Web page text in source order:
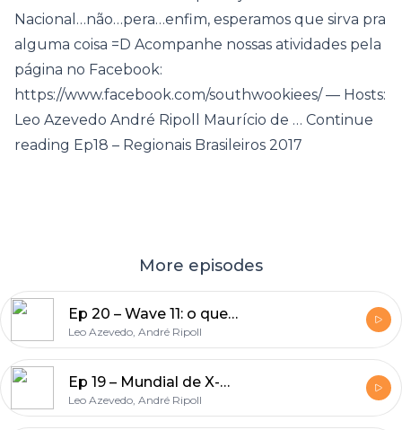
Nacional…não…pera…enfim, esperamos que sirva pra
alguma coisa =D Acompanhe nossas atividades pela
página no Facebook:
https://www.facebook.com/southwookiees/ — Hosts:
Leo Azevedo André Ripoll Maurício de … Continue
reading Ep18 – Regionais Brasileiros 2017
More episodes
Ep 20 – Wave 11: o que vem de bom?
Leo Azevedo, André Ripoll
Ep 19 – Mundial de X-wing 2017
Leo Azevedo, André Ripoll